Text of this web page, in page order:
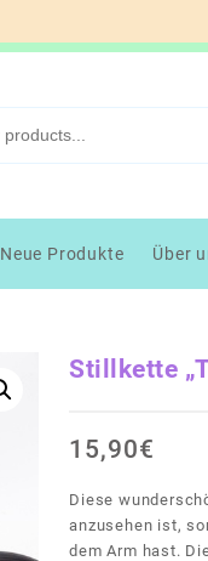
Neue Produkte Über
Stillkette
15,90€
Diese
anzusehen ist,
dem Arm hast.